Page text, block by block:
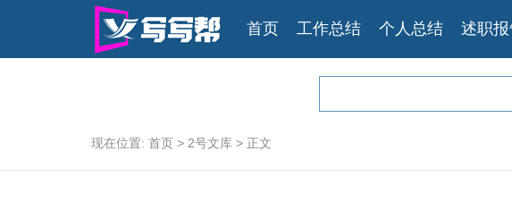
首页 工作总结 个人总结 述职
现在位置: 首页 > 2号文库 > 正文